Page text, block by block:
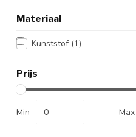
Materiaal
Kunststof (1)
Prijs
Min Max